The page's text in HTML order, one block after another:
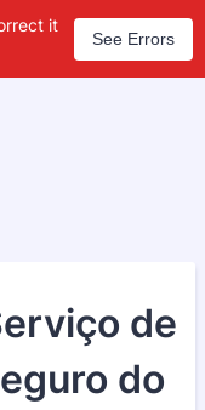
it
See Errors
de
do